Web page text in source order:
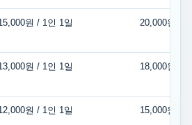
원 / 1인 1일 20,000원 / 1
원 / 1인 1일 18,000원 / 1
원 / 1인 1일 15,000원 / 1